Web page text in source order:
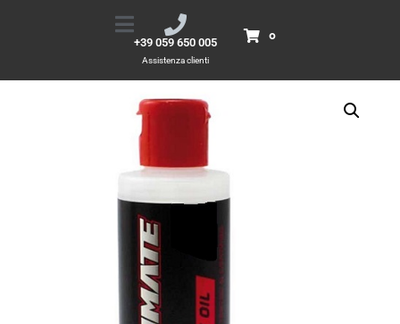
+39 059 650 005
Assistenza clienti
0
Prodotti OLIO SILICONE 20000 75CC